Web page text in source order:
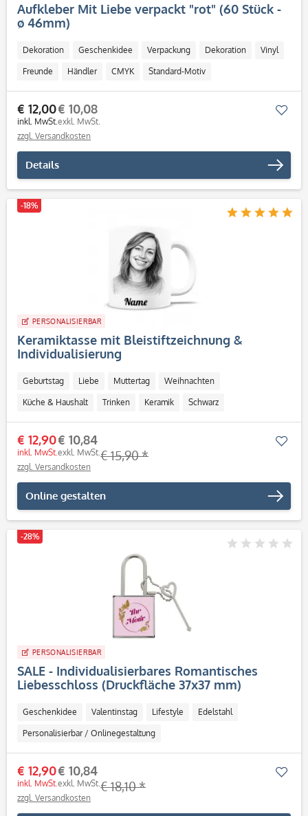
Aufkleber Mit Liebe verpackt "rot" (60 Stück -
ø 46mm)
Dekoration Geschenkidee Verpackung Dekoration Vinyl
Freunde Händler CMYK Standard-Motiv
€ 12,00
inkl. MwSt.
€ 10,08
exkl. MwSt.
zzgl. Versandkosten
Details
-18%
PERSONALISIERBAR
Keramiktasse mit Bleistiftzeichnung &
Individualisierung
Geburtstag Liebe Muttertag Weihnachten
Küche & Haushalt Trinken Keramik Schwarz
Personalisierbar / Onlinegestaltung
€ 12,90
inkl. MwSt.
€ 10,84
exkl. MwSt.€ 15,90 *
zzgl. Versandkosten
Online gestalten
-28%
PERSONALISIERBAR
SALE - Individualisierbares Romantisches
Liebesschloss (Druckfläche 37x37 mm)
Geschenkidee Valentinstag Lifestyle Edelstahl
Personalisierbar / Onlinegestaltung
€ 12,90
inkl. MwSt.
€ 10,84
exkl. MwSt.€ 18,10 *
zzgl. Versandkosten